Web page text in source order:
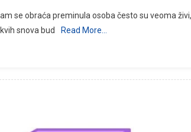
se obraća preminula osoba često su veoma
snova bud
Read More…